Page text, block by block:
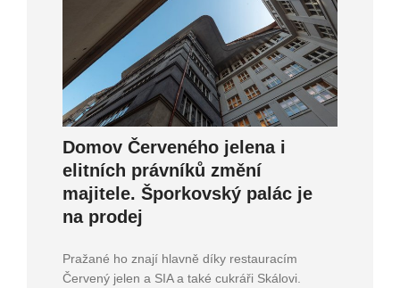
Domov Červeného jelena i
elitních právníků změní
majitele. Šporkovský palác je
na prodej
Pražané ho znají hlavně díky restauracím
Červený jelen a SIA a také cukráři Skálovi.